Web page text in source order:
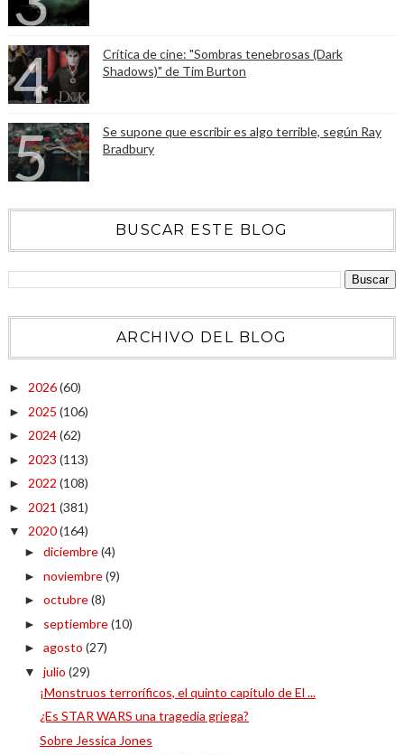
Crítica de cine: "Sombras tenebrosas (Dark
Shadows)" de Tim Burton
Se supone que escribir es algo terrible, según Ray
Bradbury
BUSCAR ESTE BLOG
ARCHIVO DEL BLOG
► 2026(60)
► 2025 (106)
► 2024(62)
► 2023 (113)
► 2022 (108)
► 2021 (381)
▼ 2020(164)
► diciembre(4)
► noviembre(9)
► octubre(8)
► septiembre(10)
► agosto (27)
▼ julio (29)
¡Monstruos terroríficos, el quinto capítulo de El ...
¿Es STAR WARS una tragedia griega?
Sobre Jessica Jones